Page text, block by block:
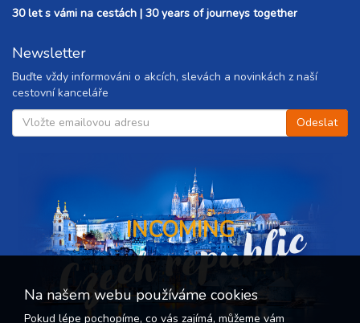
30 let s vámi na cestách | 30 years of journeys together
Newsletter
Buďte vždy informováni o akcích, slevách a novinkách z naší
cestovní kanceláře
INCOMING
Czech republic
Na našem webu používáme cookies
Pokud lépe pochopíme, co vás zajímá, můžeme vám